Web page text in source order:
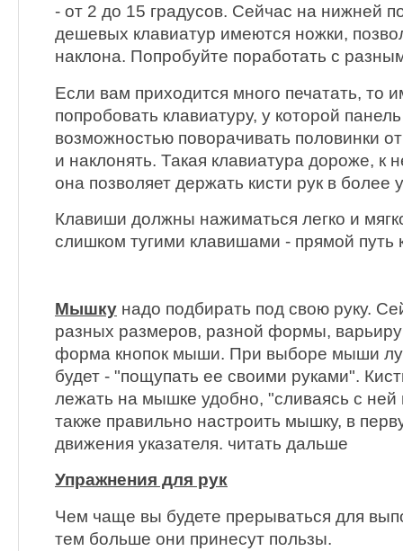
- от 2 до 15 градусов. Сейчас на нижней
дешевых клавиатур имеются ножки,
наклона. Попробуйте поработать с
Если вам приходится много печатать, то
попробовать клавиатуру, у которой
возможностью поворачивать половинки
и наклонять. Такая клавиатура дороже, к
она позволяет держать кисти рук в
Клавиши должны нажиматься легко и
слишком тугими клавишами - прямой путь
Мышку надо подбирать под свою руку.
разных размеров, разной формы,
форма кнопок мыши. При выборе мыши
будет - "пощупать ее своими руками".
лежать на мышке удобно, "сливаясь с
также правильно настроить мышку, в
движения указателя. читать дальше
Упражнения для рук
Чем чаще вы будете прерываться для
тем больше они принесут пользы.